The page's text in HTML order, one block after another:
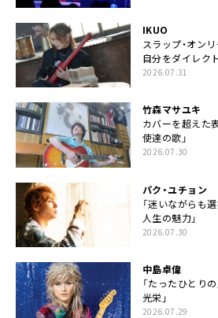
IKUO
スラップ・オン
自分をダイレク
2026.07.31
竹森マサユキ
カバーを超えた
使達の歌」
2026.07.30
パク・ユチョン
「迷いながらも
人生の魅力」
2026.07.30
中島卓偉
「たったひとり
光栄」
2026.07.29